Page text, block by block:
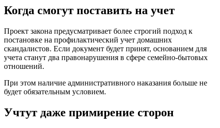
Когда смогут поставить на учет
Проект закона предусматривает более строгий подход к
постановке на профилактический учет домашних
скандалистов. Если документ будет принят, основанием для
учета станут два правонарушения в сфере семейно-бытовых
отношений.
При этом наличие административного наказания больше не
будет обязательным условием.
Учтут даже примирение сторон